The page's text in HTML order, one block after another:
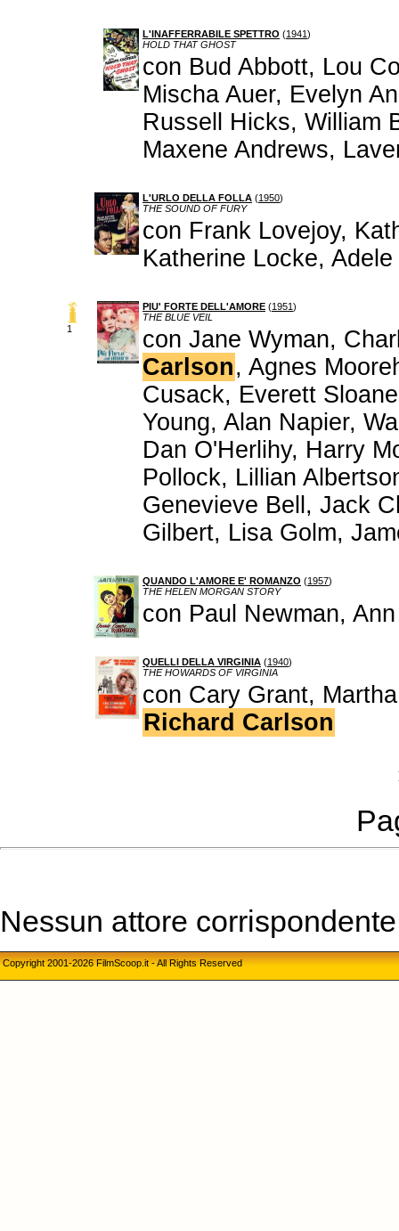
L'INAFFERRABILE SPETTRO (1941)
HOLD THAT GHOST
con Bud Abbott, Lou
Mischa Auer, Evelyn
Russell Hicks, William
Maxene Andrews,
L'URLO DELLA FOLLA (1950)
THE SOUND OF FURY
con Frank Lovejoy,
Katherine Locke,
1
PIU' FORTE DELL'AMORE (1951)
THE BLUE VEIL
con Jane Wyman,
Carlson, Agnes
Cusack, Everett
Young, Alan Napier,
Dan O'Herlihy, Harry
Pollock, Lillian
Genevieve Bell, Jack
Gilbert, Lisa Golm,
QUANDO L'AMORE E' ROMANZO (1957)
THE HELEN MORGAN STORY
con Paul Newman,
QUELLI DELLA VIRGINIA (1940)
THE HOWARDS OF VIRGINIA
con Cary Grant,
Richard Carlson
Nessun attore
Copyright 2001-2026 FilmScoop.it - All Rights Reserved